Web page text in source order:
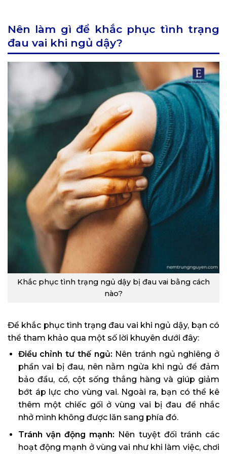
Nên làm gì để khắc phục tình trạng
đau vai khi ngủ dậy?
Khắc phục tình trạng ngủ dậy bị đau vai bằng cách
nào?
Để khắc phục tình trạng đau vai khi ngủ dậy, bạn có
thể tham khảo qua một số lời khuyên dưới đây:
Điều chỉnh tư thế ngủ: Nên tránh ngủ nghiêng ở
phần vai bị đau, nên nằm ngửa khi ngủ để đảm
bảo đầu, cổ, cột sống thẳng hàng và giúp giảm
bớt áp lực cho vùng vai. Ngoài ra, bạn có thể kê
thêm một chiếc gối ở vùng vai bị đau để nhắc
nhở mình không được lăn sang phía đó.
Tránh vận động mạnh: Nên tuyệt đối tránh các
hoạt động mạnh ở vùng vai như khi làm việc, chơi